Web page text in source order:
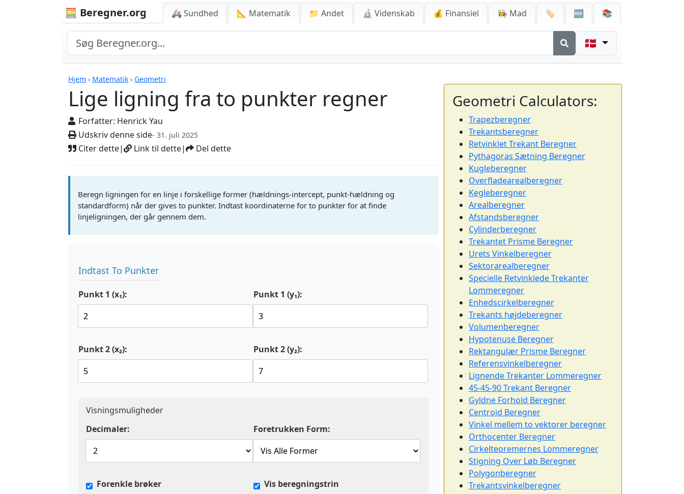
🧮 Beregner.org 🚑 Sundhed 📐 Matematik 📁 Andet 🔬 Videnskab 💰 Finansiel 👩‍🍳 Mad 🏷️ 🆕 📚
🇩🇰
Hjem › Matematik › Geometri
Lige ligning fra to punkter regner
Forfatter: Henrick Yau
Udskriv denne side- 31. juli 2025
Citer dette| Link til dette| Del dette
Lige ligning fra to punkter regner
Beregn ligningen for en linje i forskellige former (hældnings-intercept, punkt-hældning og
standardform) når der gives to punkter. Indtast koordinaterne for to punkter for at finde
linjeligningen, der går gennem dem.
Indtast To Punkter
Punkt 1 (x₁): Punkt 1 (y₁):
Punkt 2 (x₂): Punkt 2 (y₂):
Visningsmuligheder
Decimaler:
Foretrukken Form:
Forenkle brøker Vis beregningstrin
Geometri Calculators:
Trapezberegner
Trekantsberegner
Retvinklet Trekant Beregner
Pythagoras Sætning Beregner
Kugleberegner
Overfladearealberegner
Kegleberegner
Arealberegner
Afstandsberegner
Cylinderberegner
Trekantet Prisme Beregner
Urets Vinkelberegner
Sektorarealberegner
Specielle Retvinklede Trekanter
Lommeregner
Enhedscirkelberegner
Trekants højdeberegner
Volumenberegner
Hypotenuse Beregner
Rektangulær Prisme Beregner
Referensvinkelberegner
Lignende Trekanter Lommeregner
45-45-90 Trekant Beregner
Gyldne Forhold Beregner
Centroid Beregner
Vinkel mellem to vektorer beregner
Orthocenter Beregner
Cirkelteoremernes Lommeregner
Stigning Over Løb Beregner
Polygonberegner
Trekantsvinkelberegner